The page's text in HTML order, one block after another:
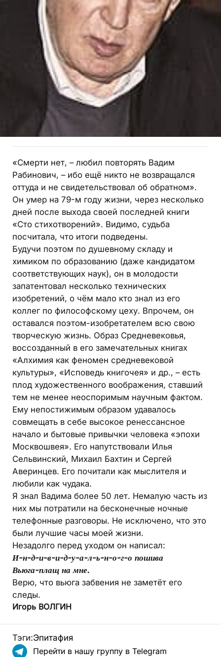
«Смерти нет, – любил повторять Вадим
Рабинович, – ибо ещё никто не возвращался
оттуда и не свидетельствовал об обратном».
Он умер на 79-м году жизни, через несколько
дней после выхода своей последней книги
«Сто стихотворений». Видимо, судьба
посчитала, что итоги подведены.
Будучи поэтом по душевному складу и
химиком по образованию (даже кандидатом
соответствующих наук), он в молодости
запатентовал несколько технических
изобретений, о чём мало кто знал из его
коллег по философскому цеху. Впрочем, он
оставался поэтом-изобретателем всю свою
творческую жизнь. Образ Средневековья,
воссозданный в его замечательных книгах
«Алхимия как феномен средневековой
культуры», «Исповедь книгочея» и др., – есть
плод художественного воображения, ставший
тем не менее неоспоримым научным фактом.
Ему непостижимым образом удавалось
совмещать в себе высокое ренессансное
начало и бытовые привычки человека «эпохи
Москвошвея». Его напутствовали Илья
Сельвинский, Михаил Бахтин и Сергей
Аверинцев. Его почитали как мыслителя и
любили как чудака.
Я знал Вадима более 50 лет. Немалую часть из
них мы потратили на бесконечные ночные
телефонные разговоры. Не исключено, что это
были лучшие часы моей жизни.
Незадолго перед уходом он написал:
И-н-д-и-в-и-д-у-а-л-ь-н-о-г-о пошива
Вьюга-плащ на мне.
Верю, что вьюга забвения не заметёт его
следы.
Игорь ВОЛГИН
Тэги:Эпитафия
Перейти в нашу группу в Telegram